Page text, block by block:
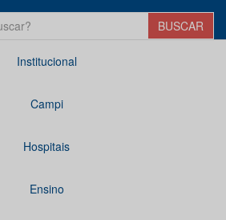
Institucional
Campi
Hospitais
Ensino